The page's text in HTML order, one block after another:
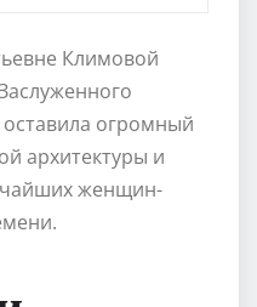
Климовой
огромный
архитектуры и
женщин-